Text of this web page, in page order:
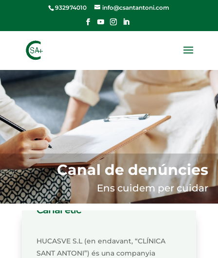
932974010 info@csantantoni.com
Canal de denúncies
Ens cuidem per cuidar
Canal ètic
HUCASVE S.L (en endavant, “CLÍNICA
SANT ANTONI”) és una companyia